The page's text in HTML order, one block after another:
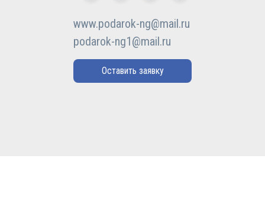
www.podarok-ng@mail.ru
podarok-ng1@mail.ru
Оставить заявку